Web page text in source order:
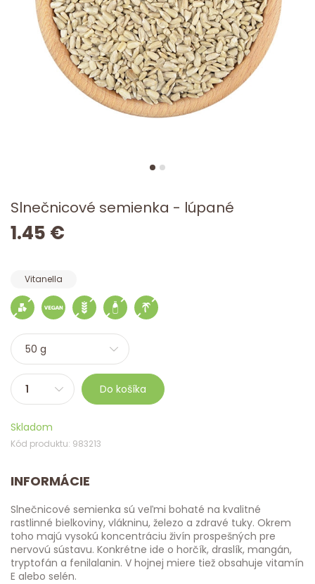
Slnečnicové semienka - lúpané
1.45 €
Vitanella
Do košíka
Skladom
Kód produktu: 983213
INFORMÁCIE
Slnečnicové semienka sú veľmi bohaté na kvalitné
rastlinné bielkoviny, vlákninu, železo a zdravé tuky. Okrem
toho majú vysokú koncentráciu živín prospešných pre
nervovú sústavu. Konkrétne ide o horčík, draslík, mangán,
tryptofán a fenilalanin. V hojnej miere tiež obsahuje vitamín
E alebo selén.